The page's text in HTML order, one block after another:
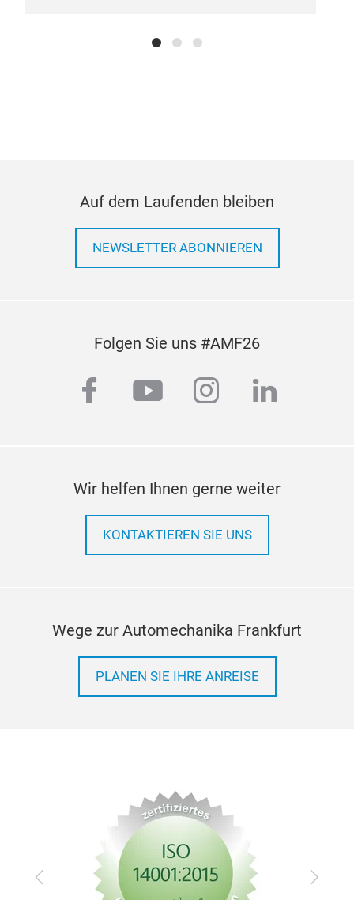
Auf dem Laufenden bleiben
NEWSLETTER ABONNIEREN
Folgen Sie uns #AMF26
facebook
youtubeinstagram
linkedin
Wir helfen Ihnen gerne weiter
KONTAKTIEREN SIE UNS
Wege zur Automechanika Frankfurt
PLANEN SIE IHRE ANREISE
Zurück Vor